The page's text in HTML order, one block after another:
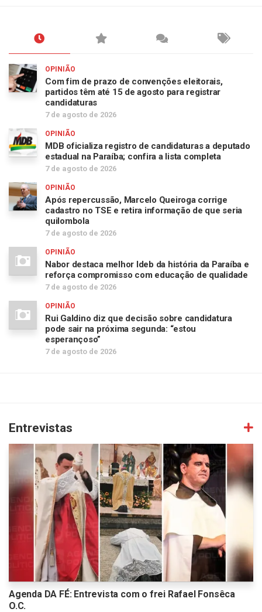
OPINIÃO
Com fim de prazo de convenções eleitorais,
partidos têm até 15 de agosto para registrar
candidaturas
7 de agosto de 2026
OPINIÃO
MDB oficializa registro de candidaturas a deputado
estadual na Paraíba; confira a lista completa
7 de agosto de 2026
OPINIÃO
Após repercussão, Marcelo Queiroga corrige
cadastro no TSE e retira informação de que seria
quilombola
7 de agosto de 2026
OPINIÃO
Nabor destaca melhor Ideb da história da Paraíba e
reforça compromisso com educação de qualidade
7 de agosto de 2026
OPINIÃO
Rui Galdino diz que decisão sobre candidatura
pode sair na próxima segunda: “estou
esperançoso”
7 de agosto de 2026
Entrevistas
Agenda DA FÉ: Entrevista com o frei Rafael Fonsêca
O.C.